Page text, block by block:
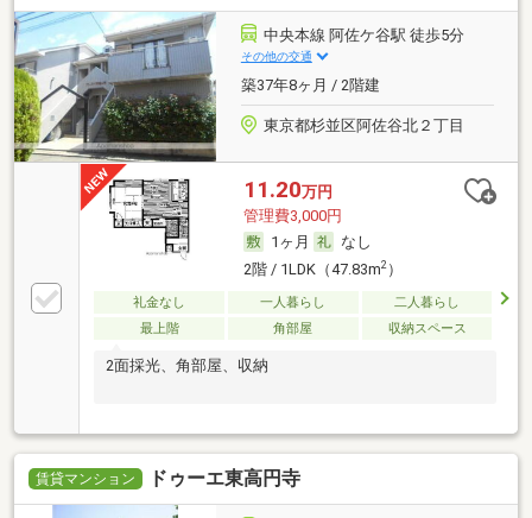
中央本線 阿佐ケ谷駅 徒歩5分
その他の交通
築37年8ヶ月 / 2階建
東京都杉並区阿佐谷北２丁目
11.20万円
管理費3,000円
1ヶ月
なし
2階 / 1LDK（47.83m2）
礼金なし 一人暮らし
二人暮らし
最上階
角部屋 収納スペース
2面採光、角部屋、収納
賃貸マンション ドゥーエ東高円寺